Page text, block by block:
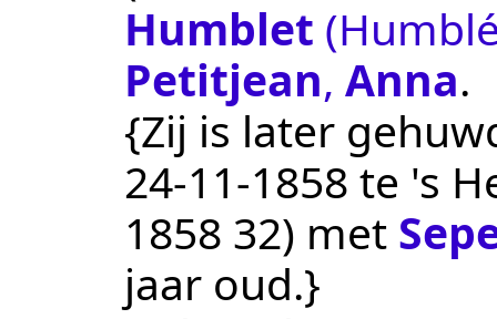
Humblet
Petitjean, Anna.
{Zij is later
24‑11‑1858 te 's
1858 32) met
jaar oud.}